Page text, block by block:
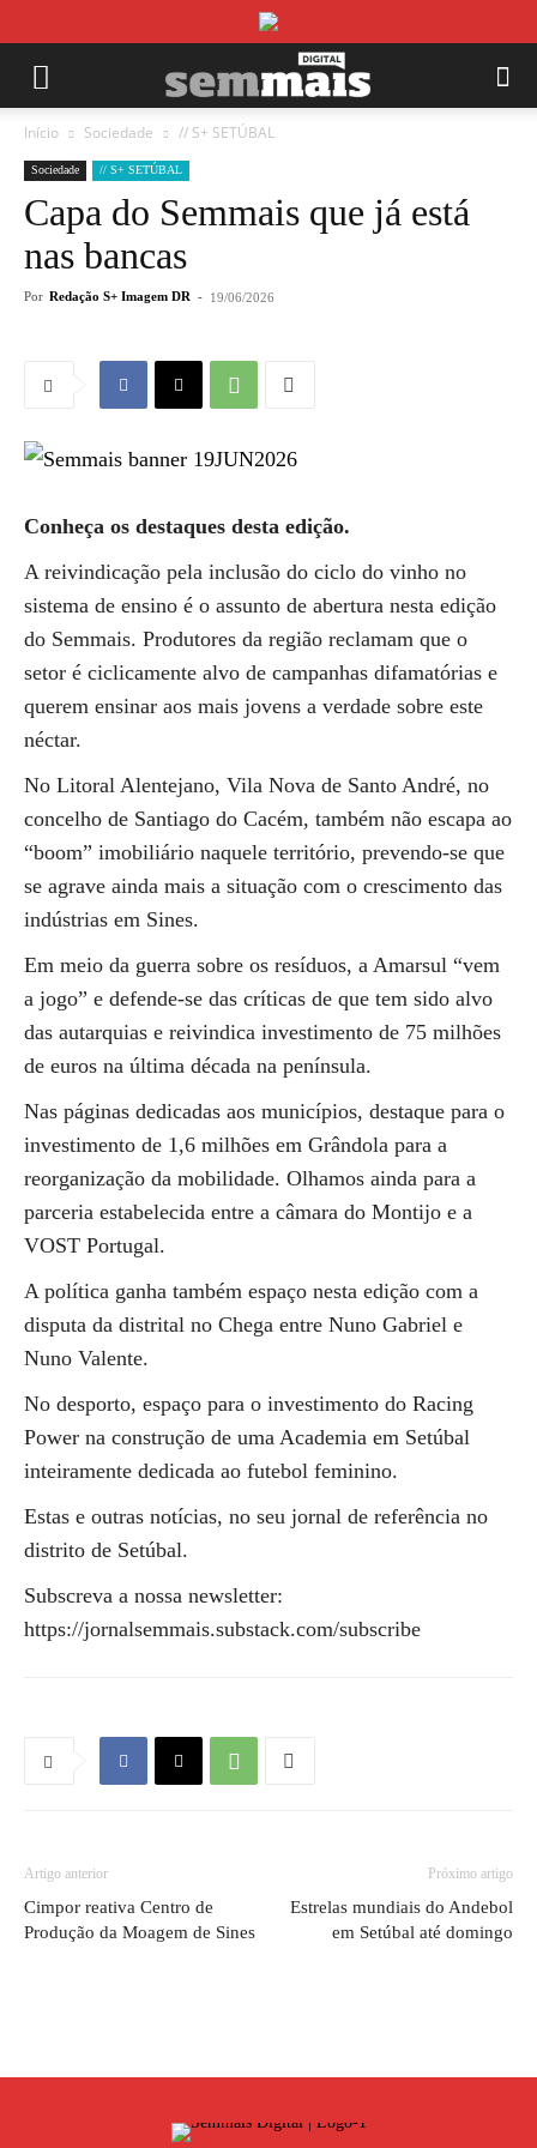
Início Sociedade // S+ SETÚBAL
Sociedade // S+ SETÚBAL
Capa do Semmais que já está
nas bancas
Por Redação S+ Imagem DR - 19/06/2026
Conheça os destaques desta edição.
A reivindicação pela inclusão do ciclo do vinho no
sistema de ensino é o assunto de abertura nesta edição
do Semmais. Produtores da região reclamam que o
setor é ciclicamente alvo de campanhas difamatórias e
querem ensinar aos mais jovens a verdade sobre este
néctar.
No Litoral Alentejano, Vila Nova de Santo André, no
concelho de Santiago do Cacém, também não escapa ao
“boom” imobiliário naquele território, prevendo-se que
se agrave ainda mais a situação com o crescimento das
indústrias em Sines.
Em meio da guerra sobre os resíduos, a Amarsul “vem
a jogo” e defende-se das críticas de que tem sido alvo
das autarquias e reivindica investimento de 75 milhões
de euros na última década na península.
Nas páginas dedicadas aos municípios, destaque para o
investimento de 1,6 milhões em Grândola para a
reorganização da mobilidade. Olhamos ainda para a
parceria estabelecida entre a câmara do Montijo e a
VOST Portugal.
A política ganha também espaço nesta edição com a
disputa da distrital no Chega entre Nuno Gabriel e
Nuno Valente.
No desporto, espaço para o investimento do Racing
Power na construção de uma Academia em Setúbal
inteiramente dedicada ao futebol feminino.
Estas e outras notícias, no seu jornal de referência no
distrito de Setúbal.
Subscreva a nossa newsletter:
https://jornalsemmais.substack.com/subscribe
Artigo anterior
Cimpor reativa Centro de
Produção da Moagem de Sines
Próximo artigo
Estrelas mundiais do Andebol
em Setúbal até domingo